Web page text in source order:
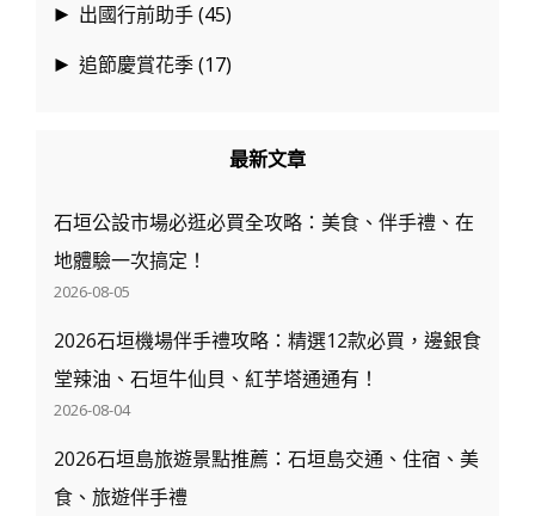
► 出國行前助手(45)
► 追節慶賞花季(17)
最新文章
石垣公設市場必逛必買全攻略：美食、伴手禮、在
地體驗一次搞定！
2026-08-05
2026石垣機場伴手禮攻略：精選12款必買，邊銀食
堂辣油、石垣牛仙貝、紅芋塔通通有！
2026-08-04
2026石垣島旅遊景點推薦：石垣島交通、住宿、美
食、旅遊伴手禮